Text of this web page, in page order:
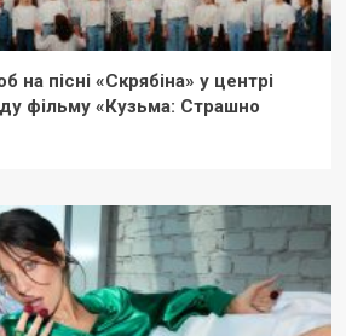
пісні «Скрябіна» у центрі
фільму «Кузьма: Страшно